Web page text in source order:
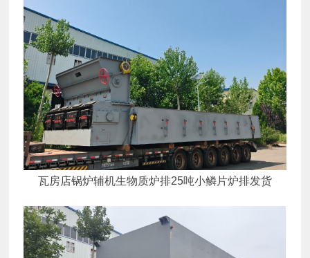
瓦房店锅炉辅机生物质炉排25吨小鳞片炉排发货